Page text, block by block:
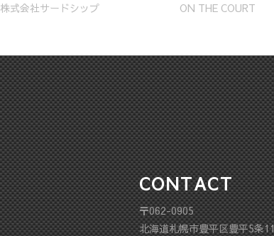
株式会社サードシップ ON THE COURT
CONTACT
〒062-0905
北海道札幌市豊平区豊平5条